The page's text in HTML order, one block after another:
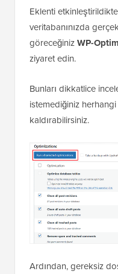
Eklenti
veritabanınızda
göreceğinizWP-
ziyaret edin.
Bunları dikkatlice
istemediğiniz
kaldırabilirsiniz.
Ardından, gereksiz